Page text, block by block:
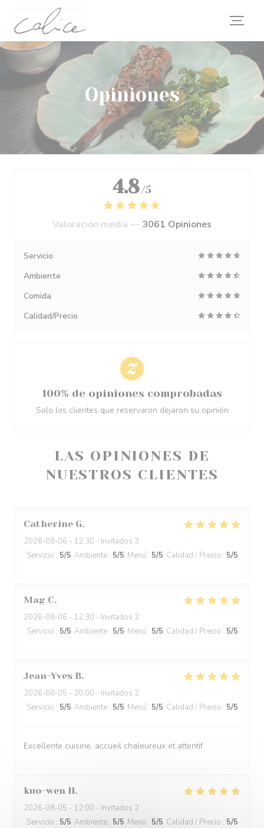
Personalización de sus opciones de cookies
Opiniones
LAS OPINIONES DE
NUESTROS CLIENTES
Catherine G
2026-08-06 - 12:30 - Invitados 3
Servicio : 5/5 Ambiente : 5/5 Menú : 5/5 Calidad / Precio : 5/5
Mag C
2026-08-06 - 12:30 - Invitados 2
Servicio : 5/5 Ambiente : 5/5 Menú : 5/5 Calidad / Precio : 5/5
Jean-Yves B
2026-08-05 - 20:00 - Invitados 2
Servicio : 5/5 Ambiente : 5/5 Menú : 5/5 Calidad / Precio : 5/5
Excellente cuisine, accueil chaleureux et attentif.
kuo-wen H
2026-08-05 - 12:00 - Invitados 2
Servicio : 5/5 Ambiente : 5/5 Menú : 5/5 Calidad / Precio : 5/5
4.8 /5
Valoración media — 3061 Opiniones
Servicio
Ambiente
Comida
Calidad/Precio
100% de opiniones comprobadas
Solo los clientes que reservaron dejaron su opinión